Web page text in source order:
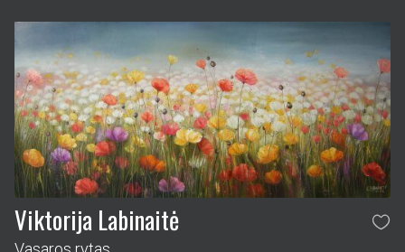
Viktorija Labinaitė